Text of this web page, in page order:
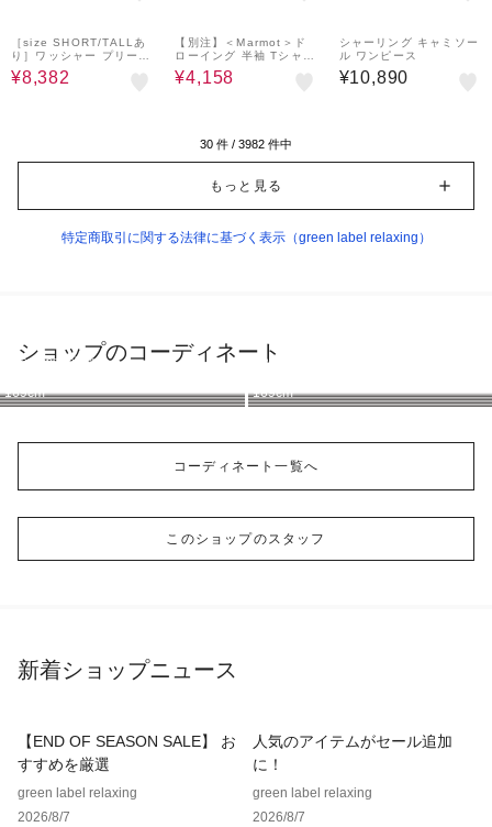
［size SHORT/TALLあ
り］ワッシャー プリーツ
ショートスリーブ ワンピ
ース
¥8,382
【別注】＜Marmot＞ド
ローイング 半袖 Tシャツ
カットソー -吸水・速
乾・UVカット-
¥4,158
シャーリング キャミソー
ル ワンピース
¥10,890
30 件 / 3982 件中
もっと見る
特定商取引に関する法律に基づく表示（green label relaxing）
ショップのコーディネート
green label relaxing green label relaxing
green label relaxing green label relaxing
green label relaxing
169cm 169cm
コーディネート一覧へ
このショップのスタッフ
新着ショップニュース
【END OF SEASON SALE】 お
すすめを厳選
green label relaxing
2026/8/7
人気のアイテムがセール追加
に！
green label relaxing
2026/8/7